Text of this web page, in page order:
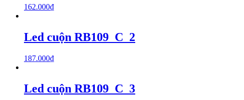
162.000₫
Led cuộn RB109_C_2
187.000₫
Led cuộn RB109_C_3